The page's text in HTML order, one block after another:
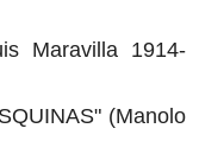
Maravilla 1914-
(Manolo